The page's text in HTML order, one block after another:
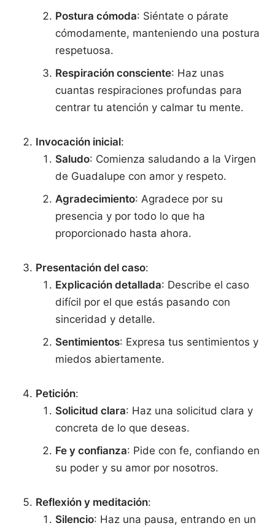
Postura cómoda: Siéntate o párate
cómodamente, manteniendo una postura
respetuosa.
Respiración consciente: Haz unas
cuantas respiraciones profundas para
centrar tu atención y calmar tu mente.
Invocación inicial:
Saludo: Comienza saludando a la Virgen
de Guadalupe con amor y respeto.
Agradecimiento: Agradece por su
presencia y por todo lo que ha
proporcionado hasta ahora.
Presentación del caso:
Explicación detallada: Describe el caso
difícil por el que estás pasando con
sinceridad y detalle.
Sentimientos: Expresa tus sentimientos y
miedos abiertamente.
Petición:
Solicitud clara: Haz una solicitud clara y
concreta de lo que deseas.
Fe y confianza: Pide con fe, confiando en
su poder y su amor por nosotros.
Reflexión y meditación:
Silencio: Haz una pausa, entrando en un